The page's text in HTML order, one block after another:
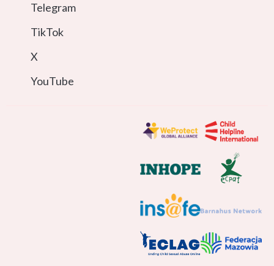
Telegram
TikTok
X
YouTube